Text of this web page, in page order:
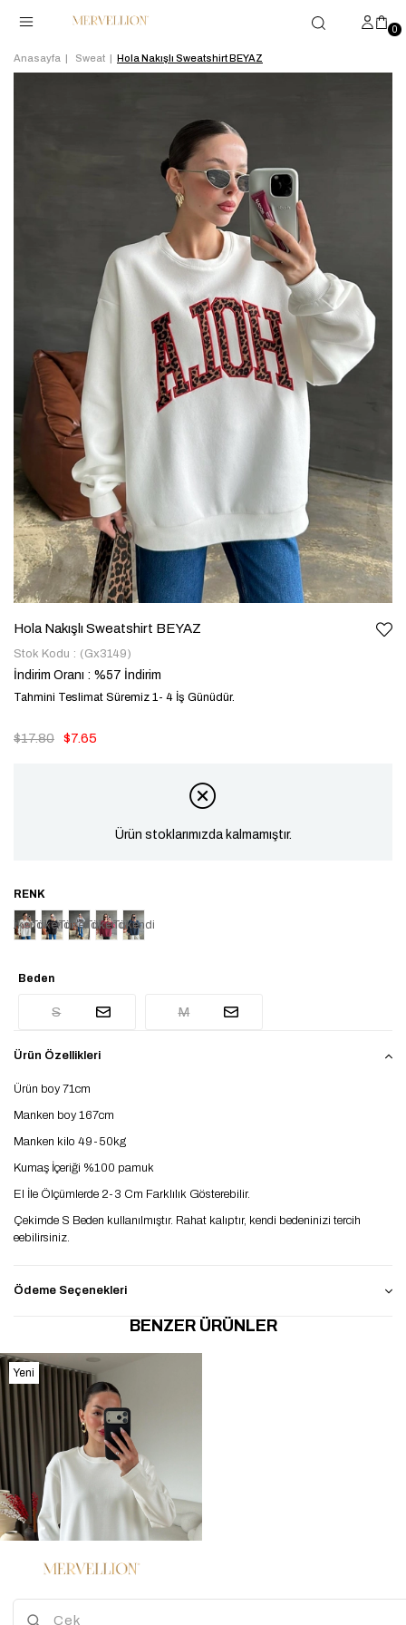
0
Anasayfa Sweat Hola Nakışlı Sweatshirt BEYAZ
Hola Nakışlı Sweatshirt BEYAZ
Stok Kodu (Gx3149)
İndirim Oranı : %57 İndirim
Tahmini Teslimat Süremiz 1- 4 İş Günüdür.
$17.80 $7.65
Ürün stoklarımızda kalmamıştır.
TükendiTükendiTükendiTükendiTükendi
Beden
S M
Ürün Özellikleri
Ürün boy 71cm
Manken boy 167cm
Manken kilo 49-50kg
Kumaş İçeriği %100 pamuk
El İle Ölçümlerde 2-3 Cm Farklılık Gösterebilir.
Çekimde S Beden kullanılmıştır. Rahat kalıptır, kendi bedeninizi tercih
eebilirsiniz.
Ödeme Seçenekleri
BENZER ÜRÜNLER
Yeni
Ürün